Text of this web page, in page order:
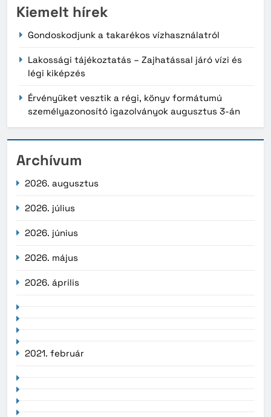
Kiemelt hírek
Gondoskodjunk a takarékos vízhasználatról
Lakossági tájékoztatás – Zajhatással járó vízi és
légi kiképzés
Érvényüket vesztik a régi, könyv formátumú
személyazonosító igazolványok augusztus 3-án
Archívum
2026. augusztus
2026. július
2026. június
2026. május
2026. április
2021. február